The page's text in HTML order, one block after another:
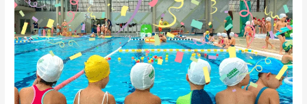
de
Natação
–
Carnaval
2023